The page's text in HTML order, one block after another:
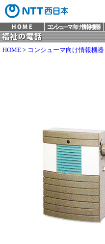
HOME > コンシューマ向け情報機器